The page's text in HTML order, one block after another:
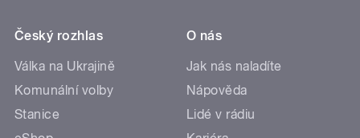
Český rozhlas
Válka na Ukrajině
Komunální volby
Stanice
O nás
Jak nás naladíte
Nápověda
Lidé v rádiu